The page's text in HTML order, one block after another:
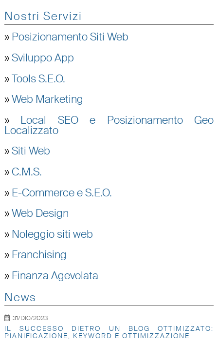
Nostri Servizi
» Posizionamento Siti Web
»Sviluppo App
»Tools S.E.O.
»Web Marketing
» Local SEO e Posizionamento Geo
Localizzato
»Siti Web
» C.M.S.
» E-Commerce e S.E.O.
»Web Design
» Noleggio siti web
» Franchising
» Finanza Agevolata
News
31/DIC/2023
IL SUCCESSO DIETRO UN BLOG OTTIMIZZATO:
PIANIFICAZIONE, KEYWORD E OTTIMIZZAZIONE